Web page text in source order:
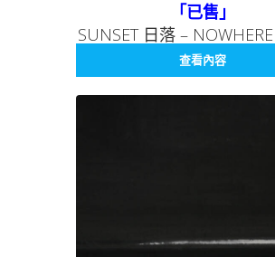
「已售」
SUNSET 日落 – NOWHERE
006 無處系列 006
查看內容